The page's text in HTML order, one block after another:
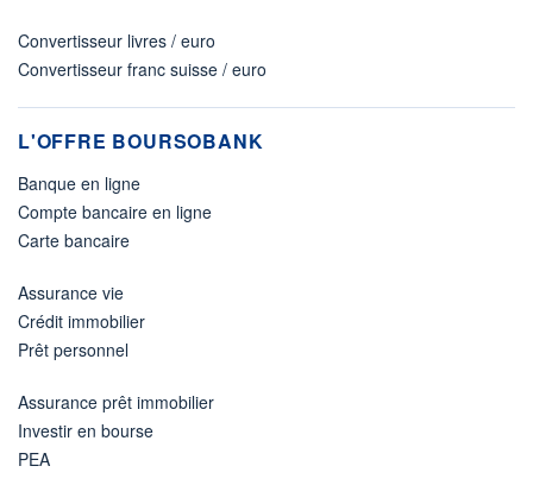
Convertisseur livres / euro
Convertisseur franc suisse / euro
L'OFFRE BOURSOBANK
Banque en ligne
Compte bancaire en ligne
Carte bancaire
Assurance vie
Crédit immobilier
Prêt personnel
Assurance prêt immobilier
Investir en bourse
PEA